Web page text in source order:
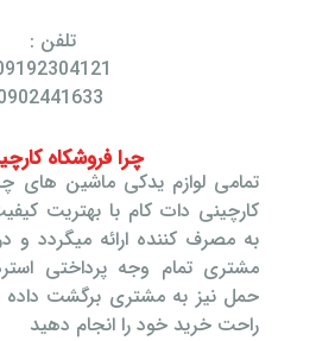
تلفن :
چرا فروشکاه
تمامی لوازم یدکی ماشین های
کارچینی دات کام با بهتریت
به مصرف کننده ارائه میگردد
مشتری تمام وجه پرداختی
حمل نیز به مشتری برگشت
راحت خرید خود را انجام دهید